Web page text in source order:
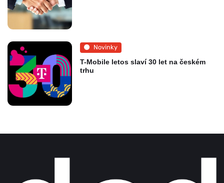
Novinky
T-Mobile letos slaví 30 let na českém
trhu